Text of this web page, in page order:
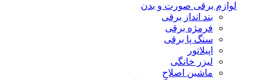
لوازم برقی صورت و بدن
بند انداز برقی
فرمژه برقی
سنگ پا برقی
اپیلاتور
لیزر خانگی
ماشین اصلاح